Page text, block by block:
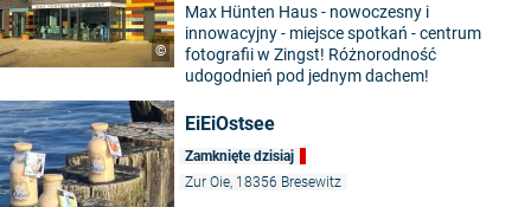
©
Max Hünten Haus - nowoczesny i
innowacyjny - miejsce spotkań - centrum
fotografii w Zingst! Różnorodność
udogodnień pod jednym dachem!
EiEiOstsee
Zamknięte dzisiaj
Zur Oie, 18356 Bresewitz